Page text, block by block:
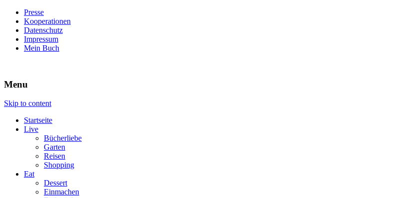
Presse
Kooperationen
Datenschutz
Impressum
Mein Buch
Villa König
Menu
Skip to content
Startseite
Live
Bücherliebe
Garten
Reisen
Shopping
Eat
Dessert
Einmachen